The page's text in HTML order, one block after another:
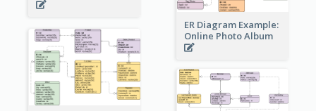
ER Diagram Example:
Online Photo Album